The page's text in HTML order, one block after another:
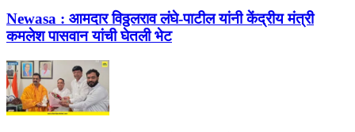
Newasa : आमदार विठ्ठलराव लंघे-पाटील यांनी केंद्रीय मंत्री
कमलेश पासवान यांची घेतली भेट